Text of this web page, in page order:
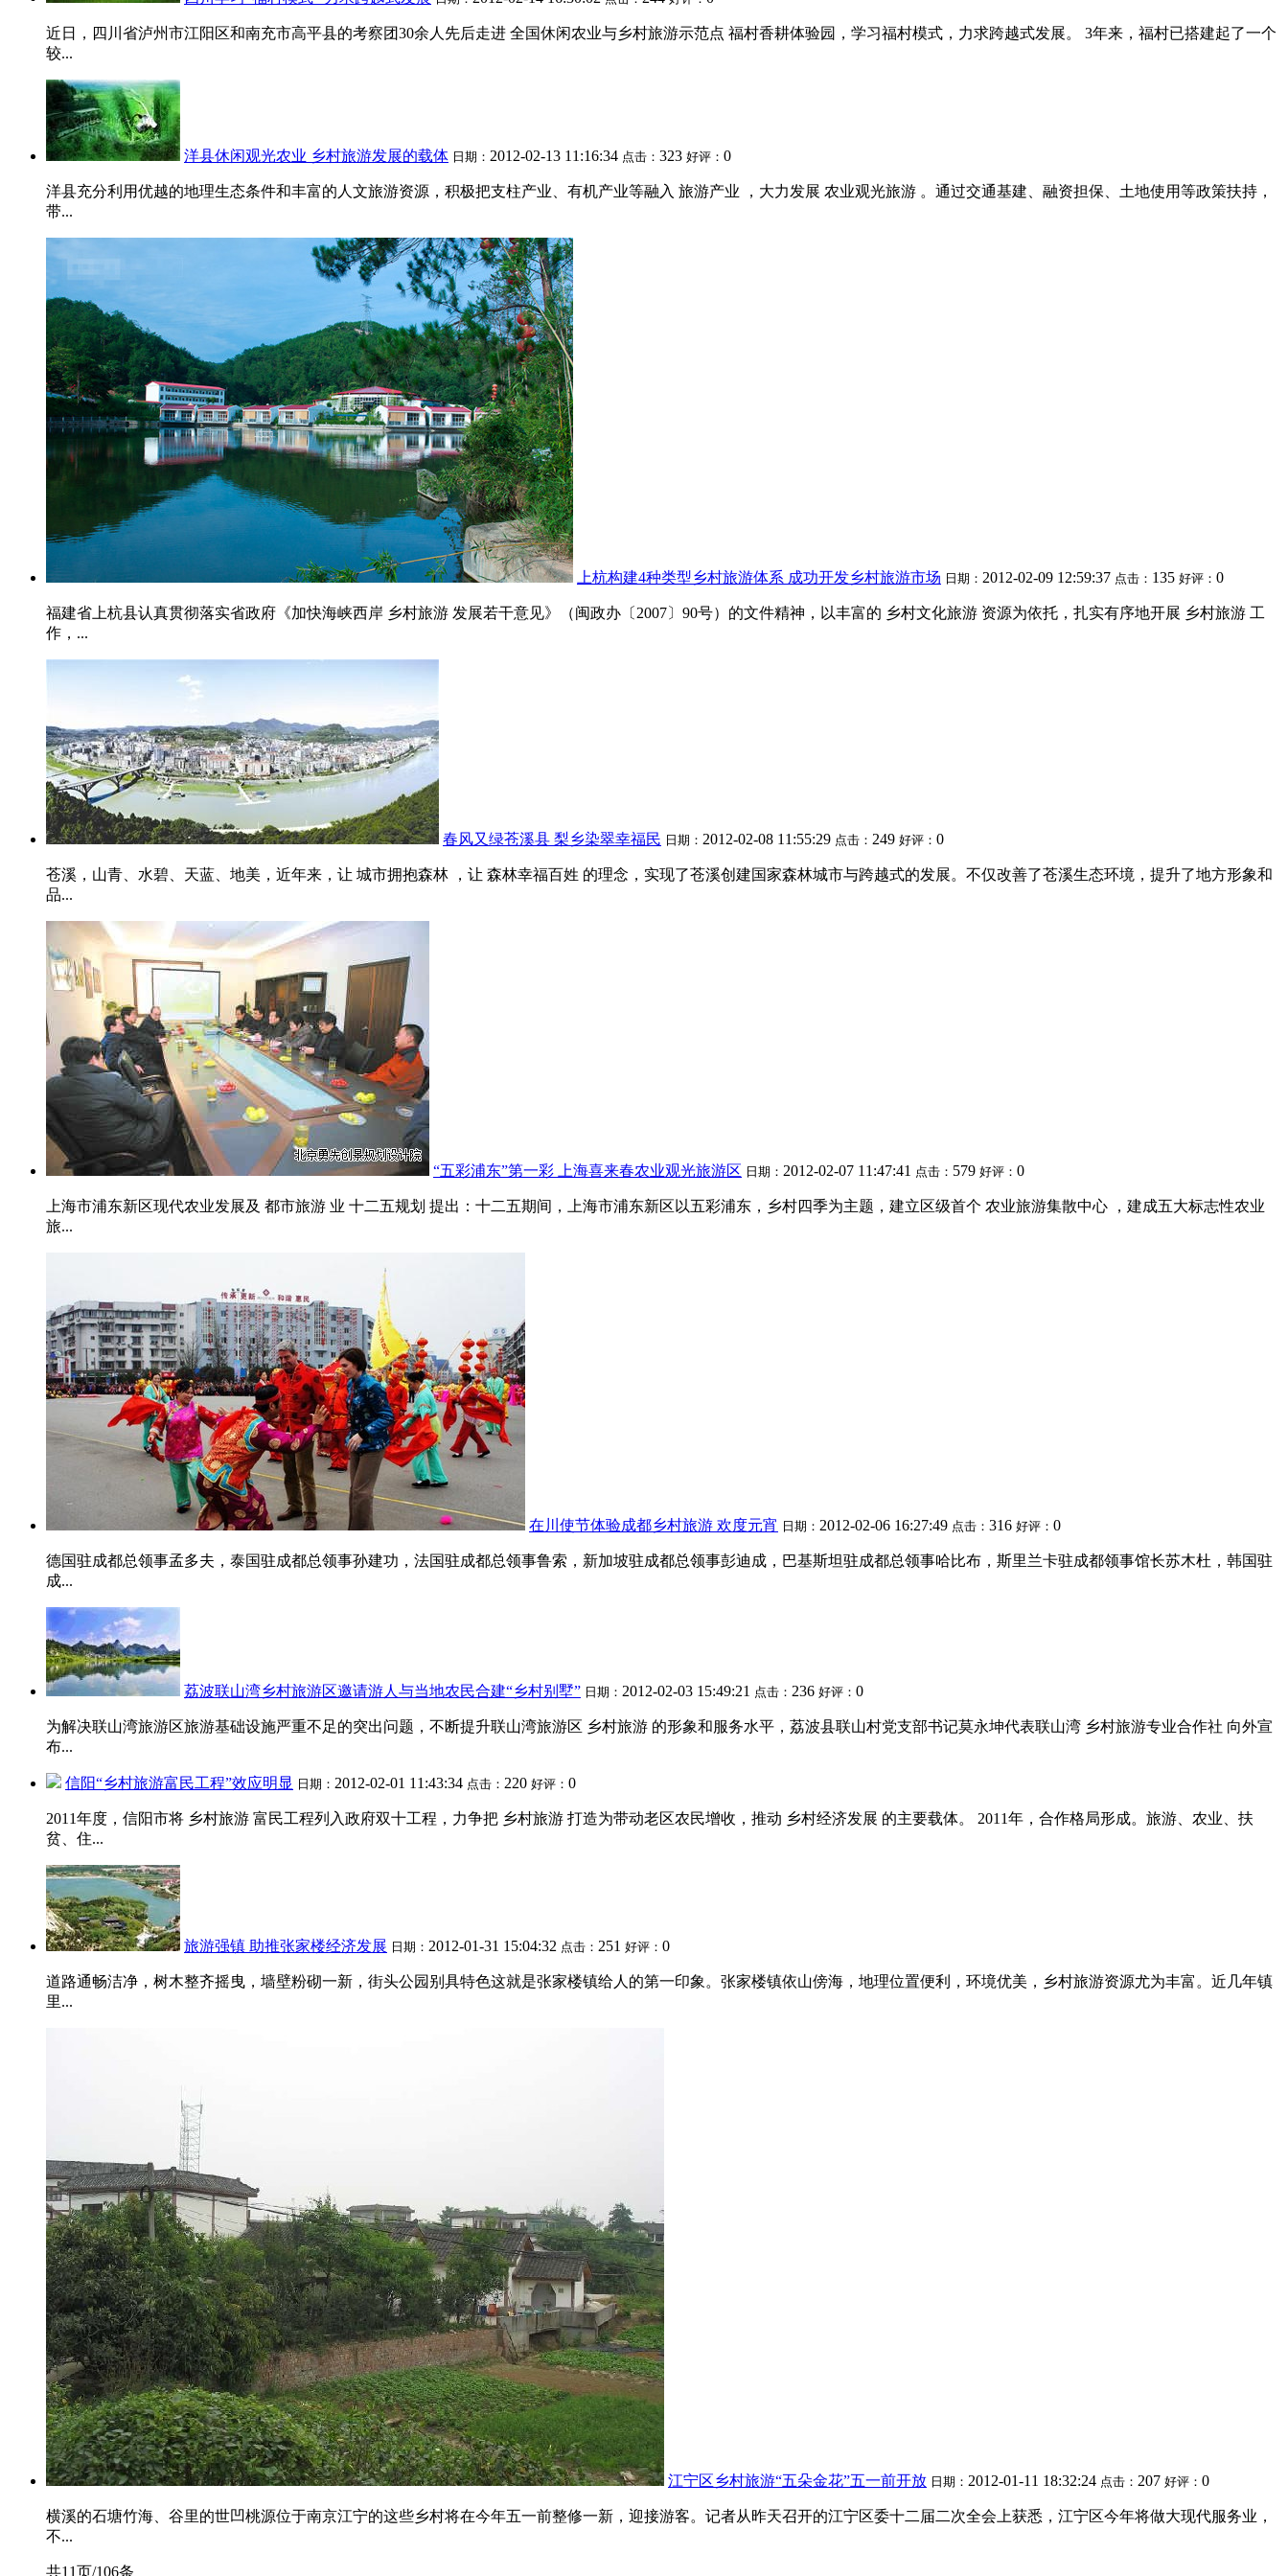
近日，四川省泸州市江阳区和南充市高平县的考察团30余人先后走进 全国休闲农业与乡村旅游示范点 福村香耕体验园，学习福村模式，力求跨越式发展。 3年来，福村已搭建起了一个
较...
洋县休闲观光农业 乡村旅游发展的载体 日期： 2012-02-13 11:16:34 点击： 323 好评： 0
洋县充分利用优越的地理生态条件和丰富的人文旅游资源，积极把支柱产业、有机产业等融入 旅游产业 ，大力发展 农业观光旅游 。通过交通基建、融资担保、土地使用等政策扶持，
带...
上杭构建4种类型乡村旅游体系 成功开发乡村旅游市场 日期： 2012-02-09 12:59:37 点击： 135 好评： 0
福建省上杭县认真贯彻落实省政府《加快海峡西岸 乡村旅游 发展若干意见》（闽政办〔2007〕90号）的文件精神，以丰富的 乡村文化旅游 资源为依托，扎实有序地开展 乡村旅游 工
作，...
春风又绿苍溪县 梨乡染翠幸福民 日期： 2012-02-08 11:55:29 点击： 249 好评： 0
苍溪，山青、水碧、天蓝、地美，近年来，让 城市拥抱森林 ，让 森林幸福百姓 的理念，实现了苍溪创建国家森林城市与跨越式的发展。不仅改善了苍溪生态环境，提升了地方形象和
品...
“五彩浦东”第一彩 上海喜来春农业观光旅游区 日期： 2012-02-07 11:47:41 点击： 579 好评： 0
上海市浦东新区现代农业发展及 都市旅游 业 十二五规划 提出：十二五期间，上海市浦东新区以五彩浦东，乡村四季为主题，建立区级首个 农业旅游集散中心 ，建成五大标志性农业
旅...
在川使节体验成都乡村旅游 欢度元宵 日期： 2012-02-06 16:27:49 点击： 316 好评： 0
德国驻成都总领事孟多夫，泰国驻成都总领事孙建功，法国驻成都总领事鲁索，新加坡驻成都总领事彭迪成，巴基斯坦驻成都总领事哈比布，斯里兰卡驻成都领事馆长苏木杜，韩国驻
成...
荔波联山湾乡村旅游区邀请游人与当地农民合建“乡村别墅” 日期： 2012-02-03 15:49:21 点击： 236 好评： 0
为解决联山湾旅游区旅游基础设施严重不足的突出问题，不断提升联山湾旅游区 乡村旅游 的形象和服务水平，荔波县联山村党支部书记莫永坤代表联山湾 乡村旅游专业合作社 向外宣
布...
信阳“乡村旅游富民工程”效应明显 日期： 2012-02-01 11:43:34 点击： 220 好评： 0
2011年度，信阳市将 乡村旅游 富民工程列入政府双十工程，力争把 乡村旅游 打造为带动老区农民增收，推动 乡村经济发展 的主要载体。 2011年，合作格局形成。旅游、农业、扶
贫、住...
旅游强镇 助推张家楼经济发展 日期： 2012-01-31 15:04:32 点击： 251 好评： 0
道路通畅洁净，树木整齐摇曳，墙壁粉砌一新，街头公园别具特色这就是张家楼镇给人的第一印象。张家楼镇依山傍海，地理位置便利，环境优美，乡村旅游资源尤为丰富。近几年镇
里...
江宁区乡村旅游“五朵金花”五一前开放 日期： 2012-01-11 18:32:24 点击： 207 好评： 0
横溪的石塘竹海、谷里的世凹桃源位于南京江宁的这些乡村将在今年五一前整修一新，迎接游客。记者从昨天召开的江宁区委十二届二次全会上获悉，江宁区今年将做大现代服务业，
不...
共11页/106条